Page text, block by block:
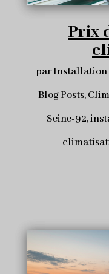
Prix
parInstallation
Blog Posts,
Seine-92,